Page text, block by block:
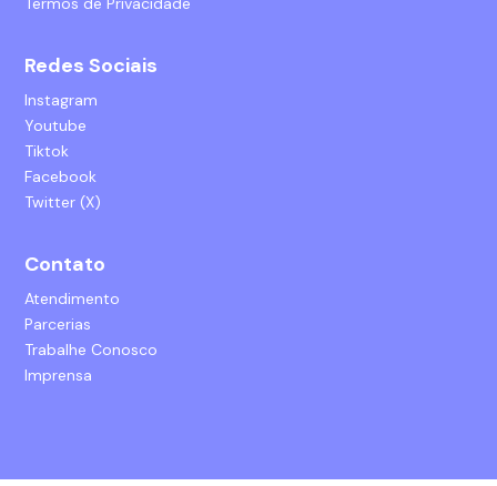
Redes Sociais
Instagram
Youtube
Tiktok
Facebook
Twitter (X)
Contato
Atendimento
Parcerias
Trabalhe Conosco
Imprensa